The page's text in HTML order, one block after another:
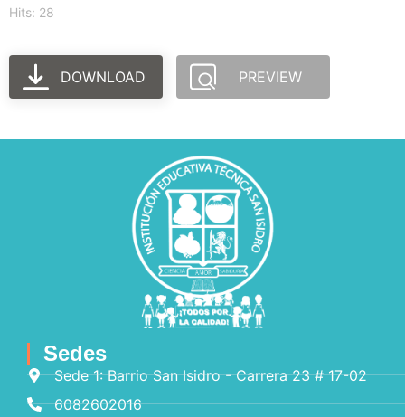
Hits: 28
DOWNLOAD PREVIEW
Sedes
Sede 1: Barrio San Isidro - Carrera 23 # 17-02
6082602016